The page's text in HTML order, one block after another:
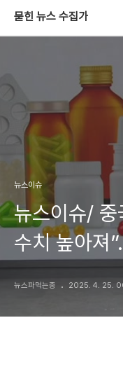
묻힌 뉴스 수집가
뉴스이슈
뉴스이슈/ 중
수치 높아져
뉴스파먹는중 2025. 4. 25.